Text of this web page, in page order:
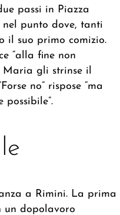
passi in Piazza
punto dove, tanti
il suo primo comizio.
“alla fine non
gli strinse il
no” rispose “ma
possibile”.
a Rimini. La prima
un dopolavoro